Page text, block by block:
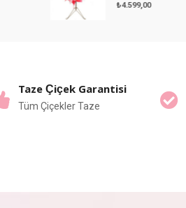
4.599,00
Taze Çiçek Garantisi
Tüm Çiçekler Taze